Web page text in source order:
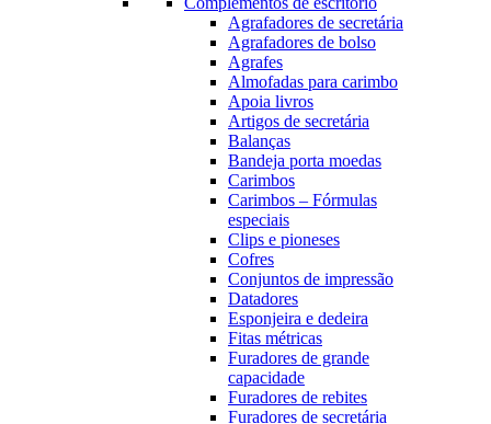
Agrafadores de secretária
Agrafadores de bolso
Agrafes
Almofadas para carimbo
Apoia livros
Artigos de secretária
Balanças
Bandeja porta moedas
Carimbos
Carimbos – Fórmulas
especiais
Clips e pioneses
Cofres
Conjuntos de impressão
Datadores
Esponjeira e dedeira
Fitas métricas
Furadores de grande
capacidade
Furadores de rebites
Furadores de secretária